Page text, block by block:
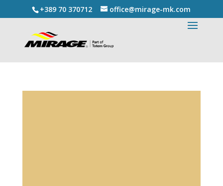
+389 70 370712 office@mirage-mk.com